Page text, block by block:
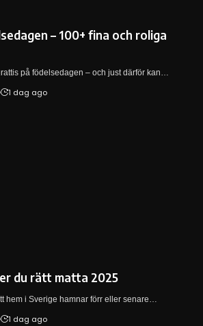
– 100+ fina och roliga
på födelsedagen – och just därför kan…
1 dag ago
du rätt matta 2025
hem i Sverige hamnar förr eller senare…
1 dag ago